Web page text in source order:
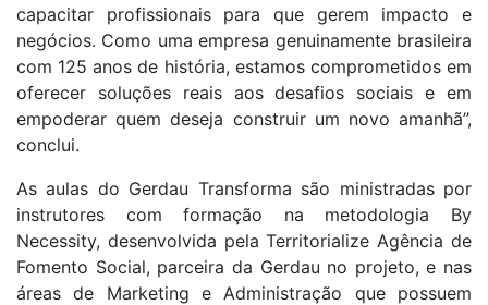
capacitar profissionais para que gerem impacto e
negócios. Como uma empresa genuinamente brasileira
com 125 anos de história, estamos comprometidos em
oferecer soluções reais aos desafios sociais e em
empoderar quem deseja construir um novo amanhã”,
conclui.
As aulas do Gerdau Transforma são ministradas por
instrutores com formação na metodologia By
Necessity, desenvolvida pela Territorialize Agência de
Fomento Social, parceira da Gerdau no projeto, e nas
áreas de Marketing e Administração que possuem